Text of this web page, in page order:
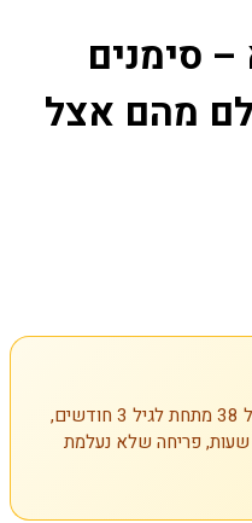
סימנים
מהם אצל
פנו מיידית לרופא: חום מעל 38 מתחת לגיל 3 חודשים,
קושי בנשימה, סירוב לאכול מעל 8 שעות, פריחה שלא נעלמת